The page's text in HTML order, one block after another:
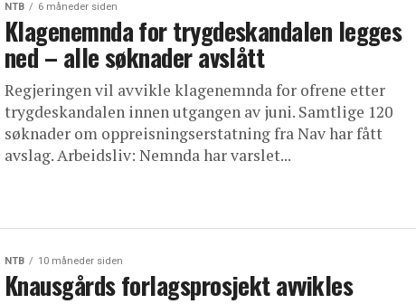
NTB 6 måneder siden
Klagenemnda for trygdeskandalen legges
ned – alle søknader avslått
Regjeringen vil avvikle klagenemnda for ofrene etter
trygdeskandalen innen utgangen av juni. Samtlige 120
søknader om oppreisningserstatning fra Nav har fått
avslag. Arbeidsliv: Nemnda har varslet...
NTB 10 måneder siden
Knausgårds forlagsprosjekt avvikles